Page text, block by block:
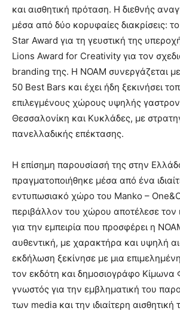
και αισθητική πρόταση. Η διεθνής
μέσα από δύο κορυφαίες διακρίσεις:
Star Award για τη γευστική της
Lions Award for Creativity για τον
branding της. Η NOAM συνεργάζεται
50 Best Bars και έχει ήδη ξεκινήσει
επιλεγμένους χώρους υψηλής
Θεσσαλονίκη και Κυκλάδες, με
πανελλαδικής επέκτασης.
Η επίσημη παρουσίασή της στην
πραγματοποιήθηκε μέσα από ένα
εντυπωσιακό χώρο του Manko –
περιβάλλον του χώρου αποτέλεσε τον
για την εμπειρία που προσφέρει η
αυθεντική, με χαρακτήρα και υψηλή
εκδήλωση ξεκίνησε με μια
τον εκδότη και δημοσιογράφο
γνωστός για την εμβληματική του
των media και την ιδιαίτερη αισθητική